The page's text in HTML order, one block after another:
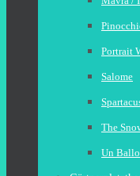
Portrait
Salome
The
Un